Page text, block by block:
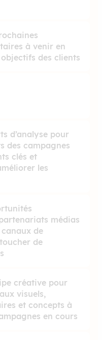
à venir en
des clients
d’analyse pour
des campagnes
clés et
les
médias
de
de
créative pour
visuels,
et concepts à
en cours